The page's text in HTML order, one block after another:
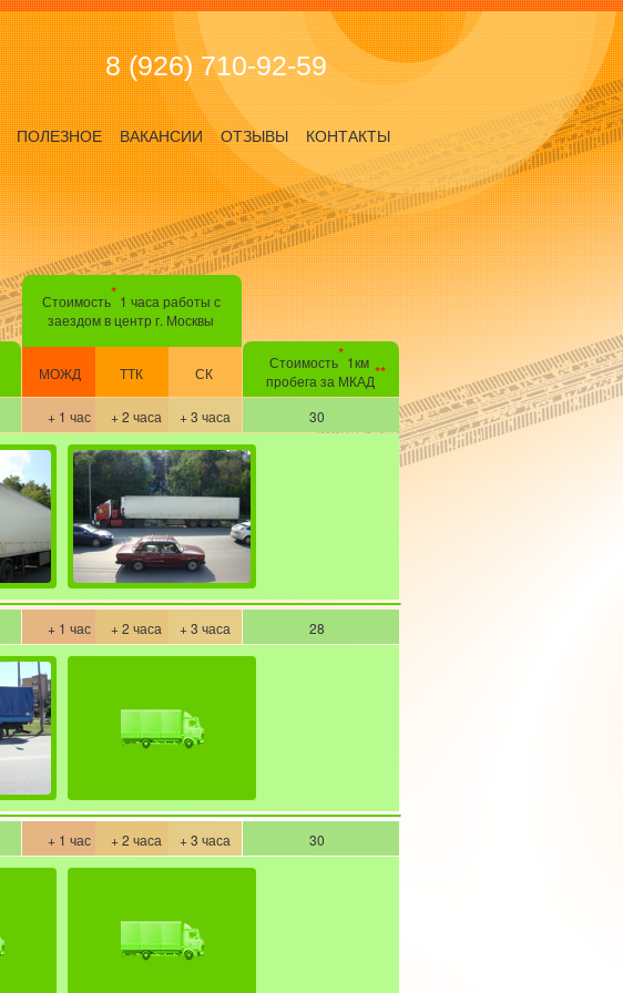
8 (926) 710-92-59
ПОЛЕЗНОЕ ВАКАНСИИ ОТЗЫВЫ КОНТАКТЫ
Стоимость* 1 часа работы с
заездом в центр г. Москвы
МОЖД ТТК СК
Стоимость* 1км
пробега за МКАД**
+ 1 час + 2 часа + 3 часа
30
+ 1 час + 2 часа + 3 часа
28
+ 1 час + 2 часа + 3 часа
30